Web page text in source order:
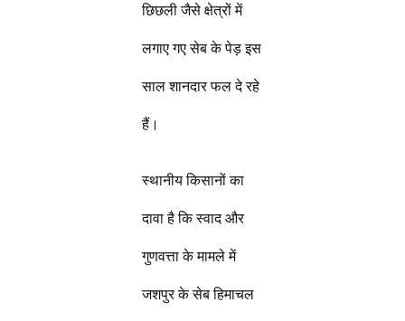
छिछली जैसे क्षेत्रों में
लगाए गए सेब के पेड़ इस
साल शानदार फल दे रहे
हैं।
स्थानीय किसानों का
दावा है कि स्वाद और
गुणवत्ता के मामले में
जशपुर के सेब हिमाचल